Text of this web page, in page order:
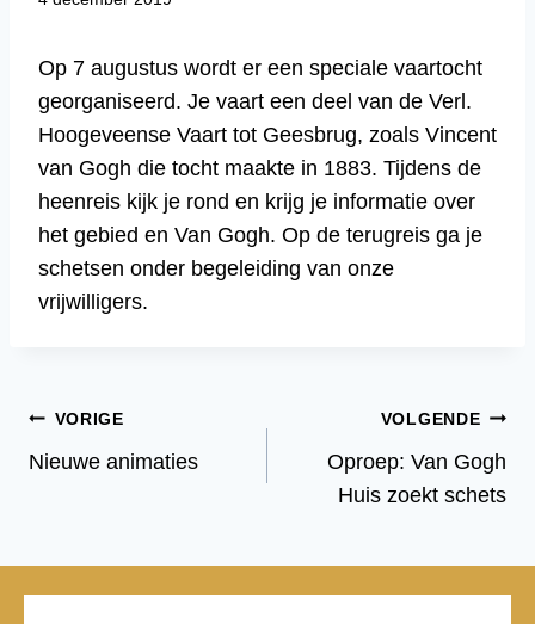
Op 7 augustus wordt er een speciale vaartocht
georganiseerd. Je vaart een deel van de Verl.
Hoogeveense Vaart tot Geesbrug, zoals Vincent
van Gogh die tocht maakte in 1883. Tijdens de
heenreis kijk je rond en krijg je informatie over
het gebied en Van Gogh. Op de terugreis ga je
schetsen onder begeleiding van onze
vrijwilligers.
Bericht
navigatie
VORIGE
Nieuwe animaties
VOLGENDE
Oproep: Van Gogh
Huis zoekt schets